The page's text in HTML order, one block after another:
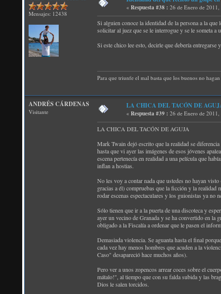
Mensajes: 12438
« Respuesta #38 : 26 de Enero de
Si alguien conoce la identidad de la persona a la
solicitar al juez que se le interrogue y se le someta a
Si este chico lee esto, decirle que debería
Para que triunfe el mal basta que los buenos no
ANDRÉS CÁRDENAS
Visitante
LA CHICA DEL TACÓN DE
« Respuesta #39 : 26 de Enero de
LA CHICA DEL TACÓN DE AGUJA
Mark Twain dejó escrito que la realidad se
hasta que vi ayer las imágenes de esos jóvenes
escena pertenecía en realidad a una película que
inflan a hostias.
No les voy a contar nada que ustedes no hayan
gracias a él) compruebas que la ficción y la realidad
rodar escenas espectaculares y los guionistas ya no
Sólo tienen que ir a la puerta de una discoteca y
ayer un vecino de Granada y se ha convertido en la
obligado a la Fiscalía a ordenar que le pasen el
Demasiada violencia. Se aguanta hasta el final
cada vez hay menos hombres que acuden a la
Caso" desapareció hace muchos años).
Pero ver a unos zopencos arrear coces sobre el
mátalo!", al tiempo que con su falda subida y las
Dios le salen torcidos.